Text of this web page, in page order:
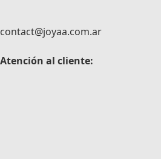
contact@joyaa.com.ar
Atención al cliente: